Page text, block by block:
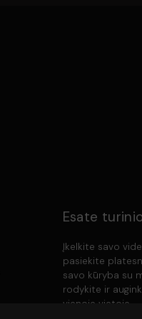
Esate
Įkelkite savo
pasiekite
savo kūryba su
rodykite ir
vienoje vietoje.